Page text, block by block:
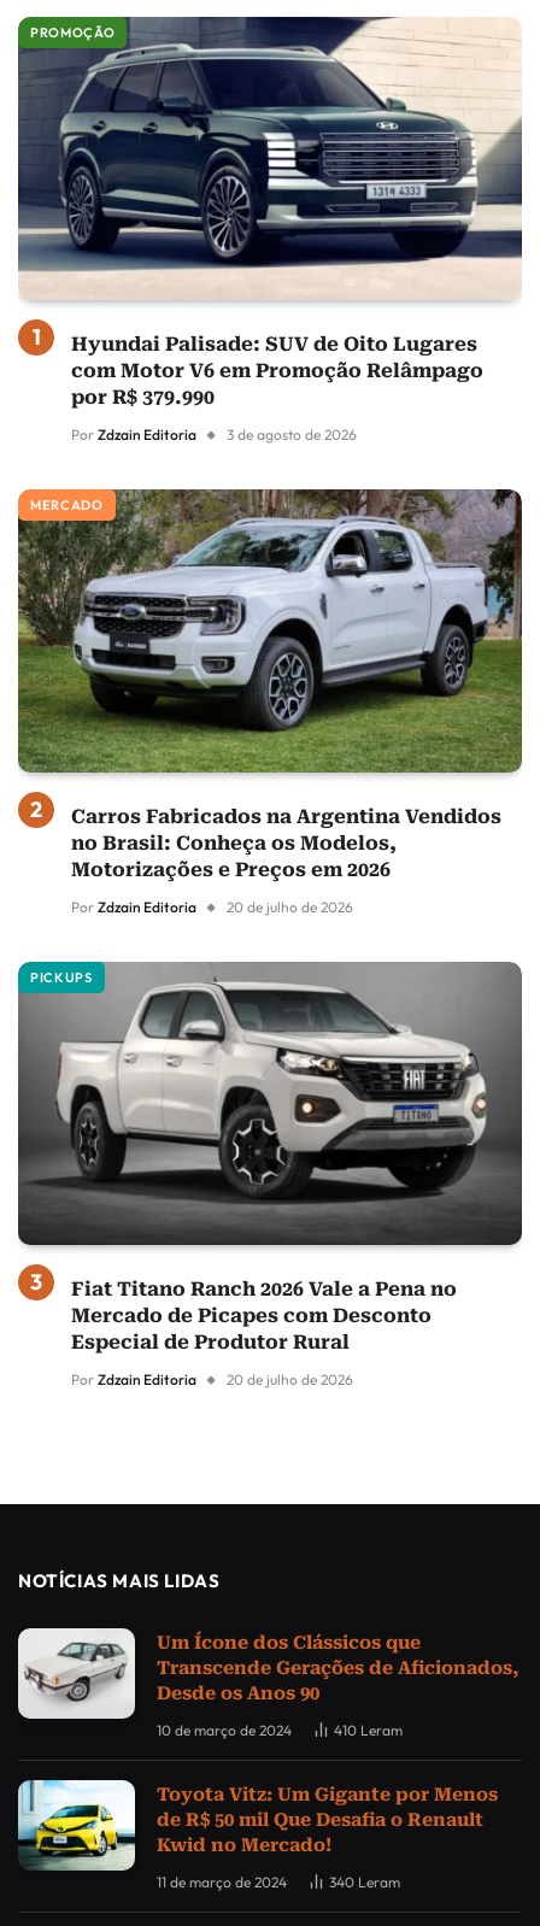
PROMOÇÃO
Hyundai Palisade: SUV de Oito Lugares
com Motor V6 em Promoção Relâmpago
por R$ 379.990
Por Zdzain Editoria 3 de agosto de 2026
MERCADO
Carros Fabricados na Argentina Vendidos
no Brasil: Conheça os Modelos,
Motorizações e Preços em 2026
Por Zdzain Editoria 20 de julho de 2026
PICKUPS
Fiat Titano Ranch 2026 Vale a Pena no
Mercado de Picapes com Desconto
Especial de Produtor Rural
Por Zdzain Editoria 20 de julho de 2026
NOTÍCIAS MAIS LIDAS
Um Ícone dos Clássicos que
Transcende Gerações de Aficionados,
Desde os Anos 90
10 de março de 2024 410 Leram
Toyota Vitz: Um Gigante por Menos
de R$ 50 mil Que Desafia o Renault
Kwid no Mercado!
11 de março de 2024 340 Leram